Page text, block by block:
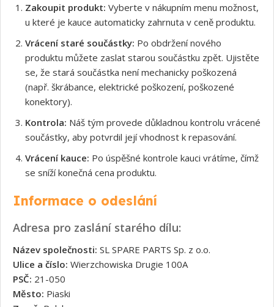
Zakoupit produkt: Vyberte v nákupním menu možnost,
u které je kauce automaticky zahrnuta v ceně produktu.
Vrácení staré součástky: Po obdržení nového
produktu můžete zaslat starou součástku zpět. Ujistěte
se, že stará součástka není mechanicky poškozená
(např. škrábance, elektrické poškození, poškozené
konektory).
Kontrola: Náš tým provede důkladnou kontrolu vrácené
součástky, aby potvrdil její vhodnost k repasování.
Vrácení kauce: Po úspěšné kontrole kauci vrátíme, čímž
se sníží konečná cena produktu.
Informace o odeslání
Adresa pro zaslání starého dílu:
Název společnosti: SL SPARE PARTS Sp. z o.o.
Ulice a číslo: Wierzchowiska Drugie 100A
PSČ: 21-050
Město: Piaski